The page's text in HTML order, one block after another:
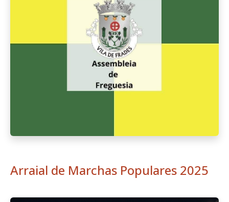
Arraial de Marchas Populares 2025